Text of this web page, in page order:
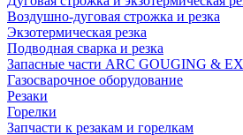
Воздушно-дуговая строжка и резка
Экзотермическая резка
Подводная сварка и резка
Запасные части ARC GOUGING &
Газосварочное оборудование
Резаки
Горелки
Запчасти к резакам и горелкам